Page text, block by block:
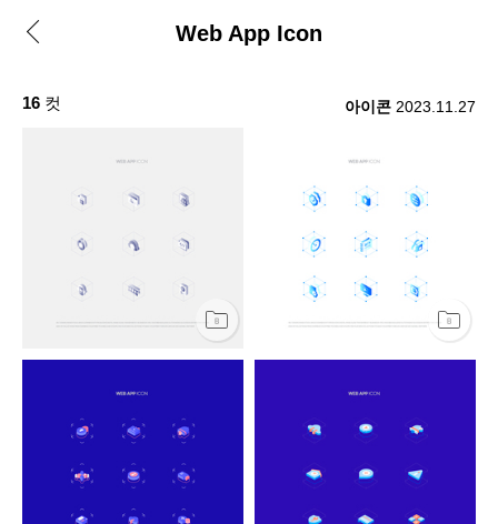
Web App Icon
16 컷 아이콘 2023.11.27